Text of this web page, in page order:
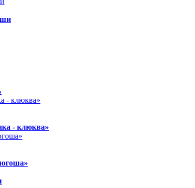
- клюква»